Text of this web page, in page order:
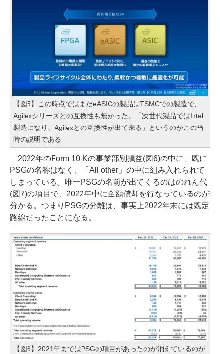
【図5】この時点ではまだeASICの製品はTSMCでの製造で、
Agilexシリーズとの互換性も無かった。「次世代製品ではIntel
製造になり、Agilexとの互換性が出て来る」というのがこの当
時の説明である
2022年のForm 10-Kの事業部別損益(図6)の中に、既に
PSGの名称はなく、「All other」の中に組み入れられて
しまっている。唯一PSGの名前が出てくるのはのれん代
(図7)の項目で、2022年中に全額償却を行なっているのが
分かる。つまりPSGの分離は、事実上2022年末には既定
路線だったことになる。
【図6】2021年まではPSGの項目があったのが消えているのが